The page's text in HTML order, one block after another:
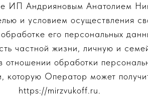
ИП Андрияновым Анатолием
и условием осуществления
его персональных
частной жизни, личную и
обработки
Оператор может
https://mirzvukoff.ru.